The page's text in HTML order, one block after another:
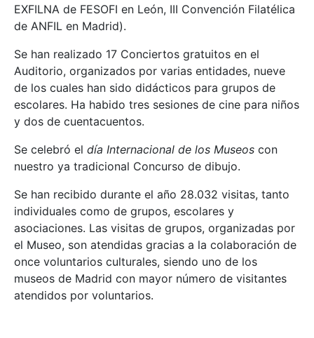
EXFILNA de FESOFI en León, III Convención Filatélica
de ANFIL en Madrid).
Se han realizado 17 Conciertos gratuitos en el
Auditorio, organizados por varias entidades, nueve
de los cuales han sido didácticos para grupos de
escolares. Ha habido tres sesiones de cine para niños
y dos de cuentacuentos.
Se celebró el día Internacional de los Museos con
nuestro ya tradicional Concurso de dibujo.
Se han recibido durante el año 28.032 visitas, tanto
individuales como de grupos, escolares y
asociaciones. Las visitas de grupos, organizadas por
el Museo, son atendidas gracias a la colaboración de
once voluntarios culturales, siendo uno de los
museos de Madrid con mayor número de visitantes
atendidos por voluntarios.